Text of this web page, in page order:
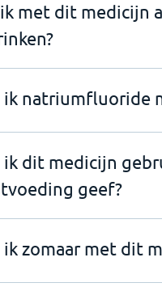
met dit medicijn
ik natriumfluoride
ik dit medicijn
geef?
ik zomaar met dit